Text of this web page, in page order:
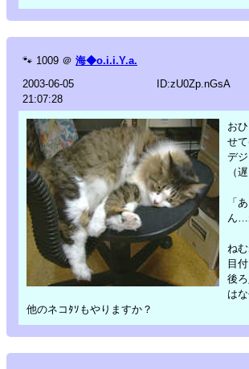
🐾 1009 ＠ 海◆o.i.i.Y.a.
2003-06-05
21:07:28
ID:zU0Zp.nGsA
お
せ
デ
（
「
ん…
ね
目
後
は
他のネコﾀｿもやりますか？